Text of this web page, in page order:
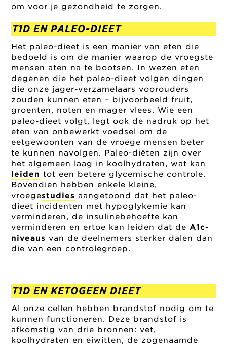
om voor je gezondheid te zorgen.
T1D EN PALEO-DIEET
Het paleo-dieet is een manier van eten die
bedoeld is om de manier waarop de vroegste
mensen aten na te bootsen. In wezen eten
degenen die het paleo-dieet volgen dingen
die onze jager-verzamelaars voorouders
zouden kunnen eten – bijvoorbeeld fruit,
groenten, noten en mager vlees. Wie een
paleo-dieet volgt, legt ook de nadruk op het
eten van onbewerkt voedsel om de
eetgewoonten van de vroege mensen beter
te kunnen navolgen. Paleo-diëten zijn over
het algemeen laag in koolhydraten, wat kan
leiden tot een betere glycemische controle.
Bovendien hebben enkele kleine,
vroegestudies aangetoond dat het paleo-
dieet incidenten met hypoglykemie kan
verminderen, de insulinebehoefte kan
verminderen en ertoe kan leiden dat deA1c-
niveaus van de deelnemers sterker dalen dan
die van een controlegroep.
T1D EN KETOGEEN DIEET
Al onze cellen hebben brandstof nodig om te
kunnen functioneren. Deze brandstof is
afkomstig van drie bronnen: vet,
koolhydraten en eiwitten, de zogenaamde